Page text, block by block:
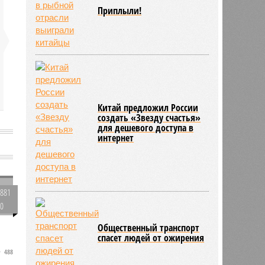
881
0
488
Приплыли!
Китай предложил России
создать «Звезду счастья»
для дешевого доступа в
интернет
Общественный транспорт
спасет людей от ожирения